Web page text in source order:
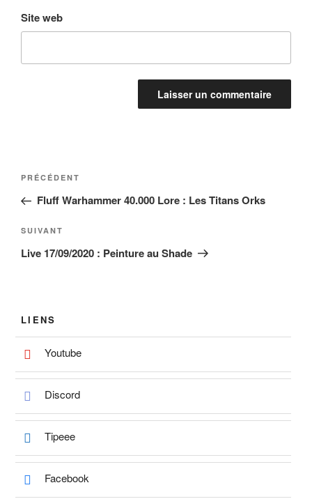
Site web
Navigation
l’article
Article
précédent
PRÉCÉDENT
Fluff Warhammer 40.000 Lore : Les Titans Orks
Article
suivant
SUIVANT
Live 17/09/2020 : Peinture au Shade
LIENS
Youtube
Discord
Tipeee
Facebook